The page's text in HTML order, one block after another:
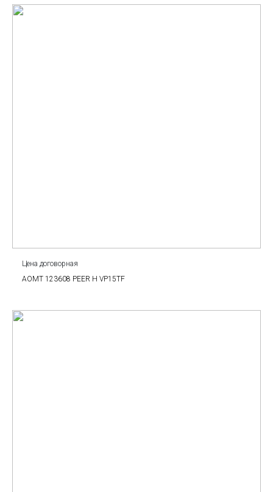
Цена договорная
AOMT 123608 PEER H VP15TF